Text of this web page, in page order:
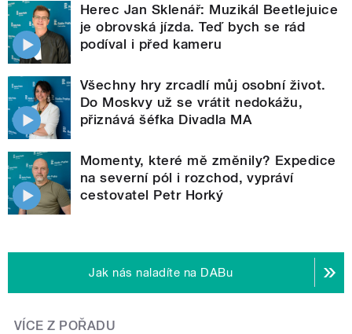
Herec Jan Sklenář: Muzikál Beetlejuice
je obrovská jízda. Teď bych se rád
podíval i před kameru
Všechny hry zrcadlí můj osobní život.
Do Moskvy už se vrátit nedokážu,
přiznává šéfka Divadla MA
Momenty, které mě změnily? Expedice
na severní pól i rozchod, vypráví
cestovatel Petr Horký
Jak nás naladíte na DABu
VÍCE Z POŘADU